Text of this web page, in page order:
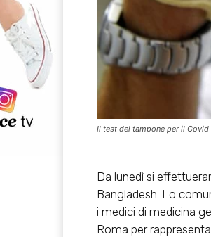
Il test del tampone per il
Da lunedì si
Bangladesh. Lo
i medici di medicina
Roma per